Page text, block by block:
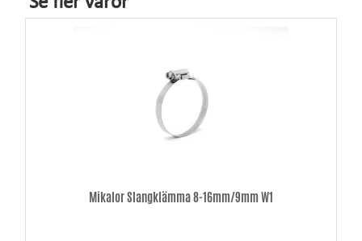
Mikalor Slangklämma 8-16mm/9mm W1